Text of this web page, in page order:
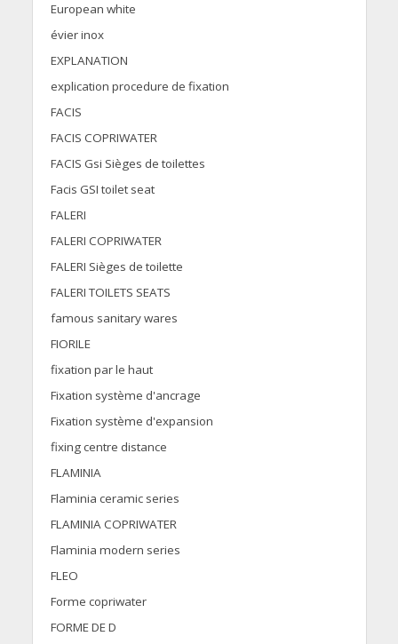
European white
évier inox
EXPLANATION
explication procedure de fixation
FACIS
FACIS COPRIWATER
FACIS Gsi Sièges de toilettes
Facis GSI toilet seat
FALERI
FALERI COPRIWATER
FALERI Sièges de toilette
FALERI TOILETS SEATS
famous sanitary wares
FIORILE
fixation par le haut
Fixation système d'ancrage
Fixation système d'expansion
fixing centre distance
FLAMINIA
Flaminia ceramic series
FLAMINIA COPRIWATER
Flaminia modern series
FLEO
Forme copriwater
FORME DE D